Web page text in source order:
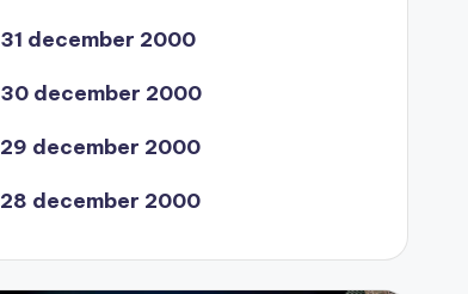
31 december 2000
30 december 2000
29 december 2000
28 december 2000